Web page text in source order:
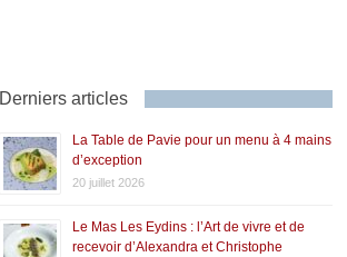
Derniers articles
La Table de Pavie pour un menu à 4 mains
d’exception
20 juillet 2026
Le Mas Les Eydins : l’Art de vivre et de
recevoir d’Alexandra et Christophe